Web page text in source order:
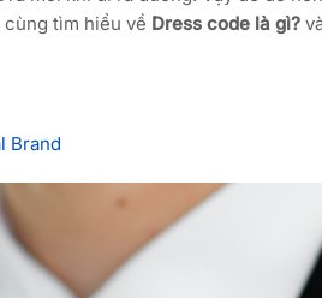
tìm hiểu về Dress code là gì?
Brand